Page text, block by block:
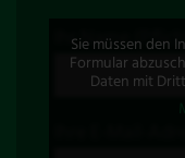
Ihr Name
Sie müssen den
Formular
Daten mit